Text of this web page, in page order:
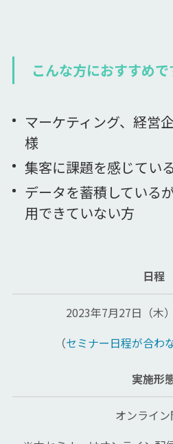
こんな方におすすめで
マーケティング、経営
様
集客に課題を感じてい
データを蓄積している
用できていない方
日程
2023年7月27日（木
（セミナー日程が合わ
実施形
オンライ